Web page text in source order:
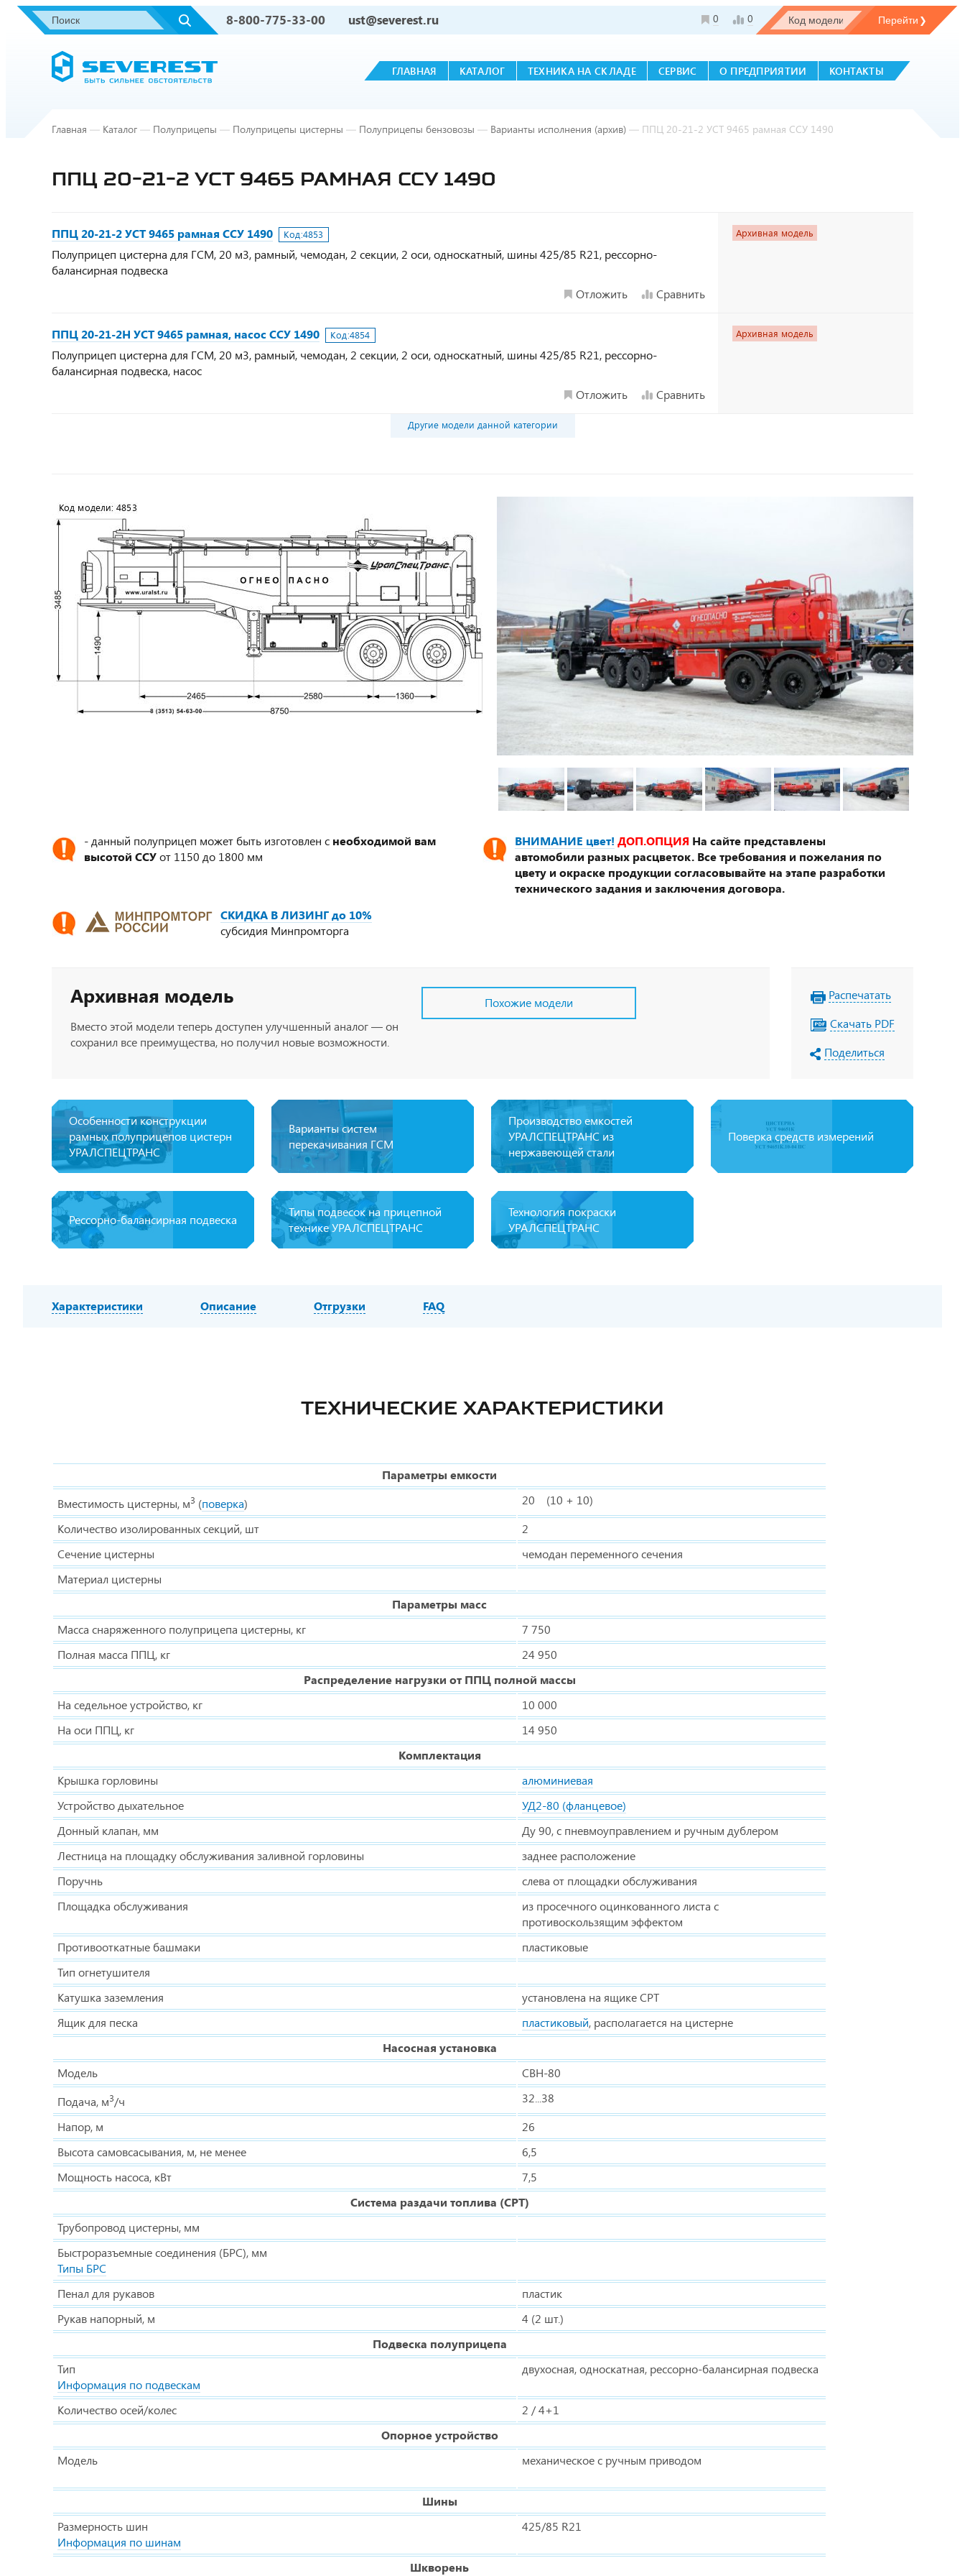
8-800-775-33-00 ust@severest.ru 0 0
ГЛАВНАЯ КАТАЛОГ ТЕХНИКА НА СКЛАДЕ СЕРВИС О ПРЕДПРИЯТИИ КОНТАКТЫ
Главная — Каталог — Полуприцепы — Полуприцепы цистерны — Полуприцепы бензовозы — Варианты исполнения (архив) — ППЦ 20-21-2 УСТ 9465 рамная ССУ 1490
ППЦ 20-21-2 УСТ 9465 РАМНАЯ ССУ 1490
ППЦ 20-21-2 УСТ 9465 рамная ССУ 1490 Код:4853
Полуприцеп цистерна для ГСМ, 20 м3, рамный, чемодан, 2 секции, 2 оси, односкатный, шины 425/85 R21, рессорно-
балансирная подвеска
Отложить
Сравнить
Архивная модель
ППЦ 20-21-2Н УСТ 9465 рамная, насос ССУ 1490 Код:4854
Полуприцеп цистерна для ГСМ, 20 м3, рамный, чемодан, 2 секции, 2 оси, односкатный, шины 425/85 R21, рессорно-
балансирная подвеска, насос
Отложить
Сравнить
Архивная модель
Другие модели данной категории
- данный полуприцеп может быть изготовлен с необходимой вам
высотой ССУот 1150 до 1800 мм
ВНИМАНИЕ цвет! ДОП.ОПЦИЯ На сайте представлены
автомобили разных расцветок. Все требования и пожелания по
цвету и окраске продукции согласовывайте на этапе разработки
технического задания и заключения договора.
СКИДКА В ЛИЗИНГ до 10%
субсидия Минпромторга
Архивная модель
Вместо этой модели теперь доступен улучшенный аналог — он
сохранил все преимущества, но получил новые возможности.
Похожие модели
Распечатать
Скачать PDF
Поделиться
Особенности конструкции
рамных полуприцепов цистерн
УРАЛСПЕЦТРАНС
Варианты систем
перекачивания ГСМ
Производство емкостей
УРАЛСПЕЦТРАНС из
нержавеющей стали
Поверка средств измерений
Рессорно-балансирная подвеска
Типы подвесок на прицепной
технике УРАЛСПЕЦТРАНС
Технология покраски
УРАЛСПЕЦТРАНС
Характеристики Описание Отгрузки FAQ
ТЕХНИЧЕСКИЕ ХАРАКТЕРИСТИКИ
Параметры емкости
Вместимость цистерны, м3 (поверка)
20 (10 + 10)
Количество изолированных секций, шт
2
Сечение цистерны
чемодан переменного сечения
Материал цистерны
Параметры масс
Масса снаряженного полуприцепа цистерны, кг
7 750
Полная масса ППЦ, кг
24 950
Распределение нагрузки от ППЦ полной массы
На седельное устройство, кг
10 000
На оси ППЦ, кг
14 950
Комплектация
Крышка горловины
алюминиевая
Устройство дыхательное
УД2-80 (фланцевое)
Донный клапан, мм
Ду 90, с пневмоуправлением и ручным дублером
Лестница на площадку обслуживания заливной горловины
заднее расположение
Поручнь
слева от площадки обслуживания
Площадка обслуживания
из просечного оцинкованного листа с
противоскользящим эффектом
Противооткатные башмаки
пластиковые
Тип огнетушителя
Катушка заземления
установлена на ящике СРТ
Ящик для песка
пластиковый, располагается на цистерне
Насосная установка
Модель
СВН-80
Подача, м3/ч
32...38
Напор, м
26
Высота самовсасывания, м, не менее
6,5
Мощность насоса, кВт
7,5
Система раздачи топлива (СРТ)
Трубопровод цистерны, мм
Быстроразъемные соединения (БРС), мм
Типы БРС
Пенал для рукавов
пластик
Рукав напорный, м
4 (2 шт.)
Подвеска полуприцепа
Тип
Информация по подвескам
двухосная, односкатная, рессорно-балансирная подвеска
Количество осей/колес
2 / 4+1
Опорное устройство
Модель
механическое с ручным приводом
Шины
Размерность шин
Информация по шинам
425/85 R21
Шкворень